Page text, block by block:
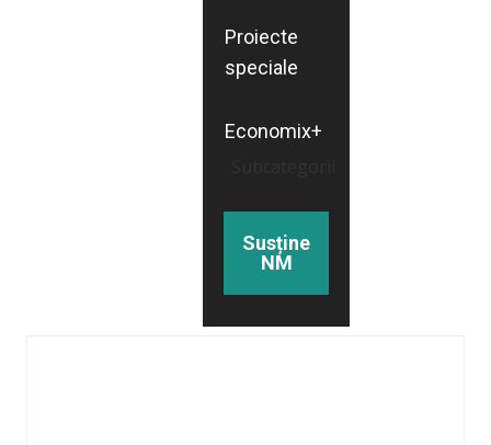
Proiecte
speciale
Economix+
Susține
NM